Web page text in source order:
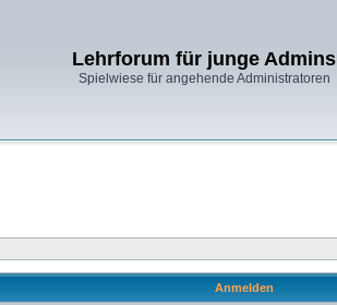
Lehrforum für junge Admins
Spielwiese für angehende Administratoren
Anmelden